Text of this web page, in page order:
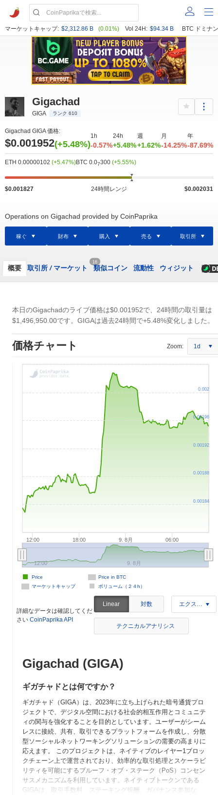
マーケットキャップ: $2,312.86 B (0.01%) Vol 24H: $94.34 B BTC ドミナ
Gigachad
GIGA ランク 610
Gigachad GIGA 価格:
$0.001952(+5.48%)
1h
-0.57%
24h
+5.48%
週
+1.62%
月
-14.25%
年
-87.69%
ETH 0.00000102 (+5.47%)BTC 0.07300 (+5.55%)
$0.001827 24時間レンジ $0.002031
Operations on Gigachad provided by CoinPaprika
稼ぐ 財布 購入 売る 取引所
概要 取引所 /マーケット
16
類似コイン 流動性 ウィジット
本日のGigachadのライブ価格は$0.001952で、24時間の取引量は
$1,496,950.00です。GIGAは過去24時間で+5.48%変化しました。
価格チャート Zoom: 1d
12:00 18:00 9. 8月 06:00
Price in BTC
マーケットキャップ
ボリューム（２４h）
Price
12:00 9. 8月
0.00184
0.00188
0.00192
0.00196
0.002
詳細なデータは確認してくだ
さい CoinPaprika API
Linear 対数 エクスポート
テクニカルアナリシス
Gigachad (GIGA)
ギガチャドとは何ですか？
ギガチャド（GIGA）は、2023年に立ち上げられた暗号通貨プロ
ジェクトで、デジタル空間における社会的相互作用とコミュニテ
ィの関与を強化することを目的としています。ユーザーがシーム
レスに接続、共有、取引できるプラットフォームを作成し、分散
型ソーシャルネットワーキングソリューションの需要の高まりに
応えます。 このプロジェクトは、ネイティブのレイヤー1ブロッ
クチェーン上で運営されており、効率的な取引処理とスケーラビ
リティを可能にするプルーフ・オブ・ステーク（PoS）コンセン
サスメカニズムを利用しています。ネイティブトークンである
GIGAは、取引手数料、ステーキング報酬、ガバナンス参加な
0.00175
0.00205
1 200k
1 800k
0
400k